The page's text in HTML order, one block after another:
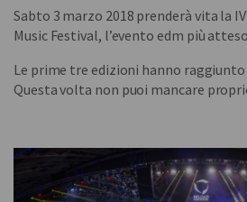
Sabto 3 marzo 2018 prenderà vita la
Music Festival, l’evento edm più
Le prime tre edizioni hanno
Questa volta non puoi mancare